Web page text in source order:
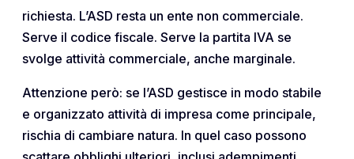
richiesta. L’ASD resta un ente non commerciale.
Serve il codice fiscale. Serve la partita IVA se
svolge attività commerciale, anche marginale.
Attenzione però: se l’ASD gestisce in modo stabile
e organizzato attività di impresa come principale,
rischia di cambiare natura. In quel caso possono